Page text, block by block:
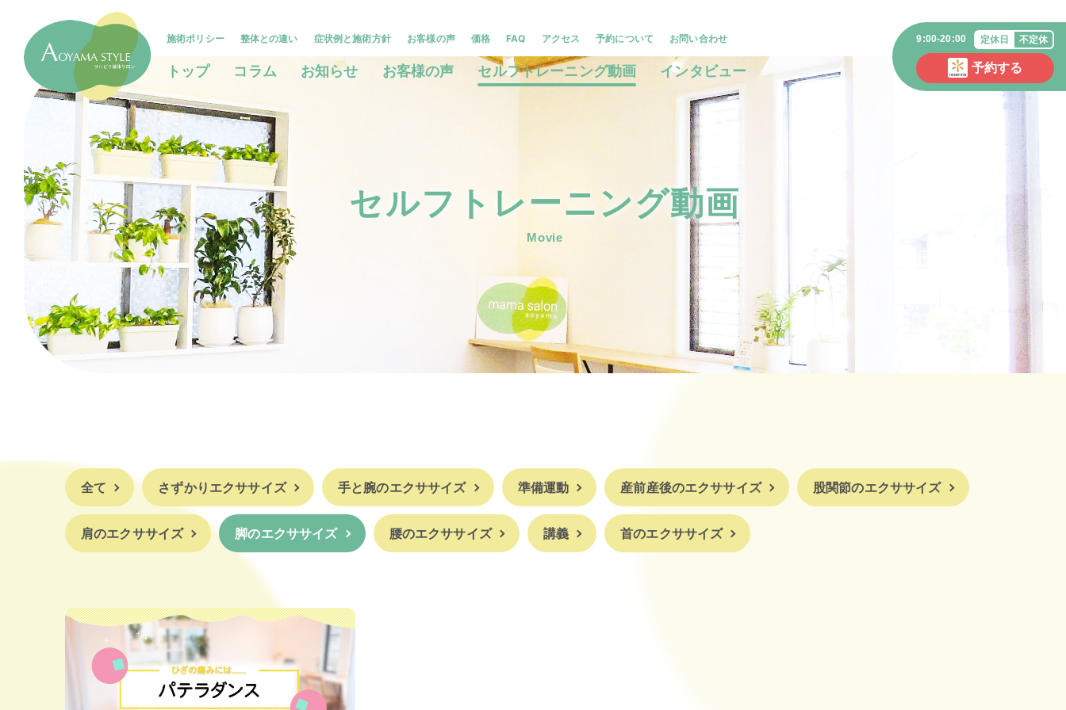
施術ポリシー 整体との違い 症状例と施術方針 お客様の声 価格 FAQ アクセス 予約について お問い合わせ
トップ コラム お知らせ お客様の声 セルフトレーニング動画 インタビュー
9:00-20:00 定休日 不定休
予約する
セルフトレーニング動画
Movie
全て さずかりエクササイズ 手と腕のエクササイズ 準備運動 産前産後のエクササイズ 股関節のエクササイズ
肩のエクササイズ 脚のエクササイズ 腰のエクササイズ 講義 首のエクササイズ